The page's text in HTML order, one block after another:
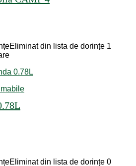
Eliminat din lista de dorințe 1
Eliminat din lista de dorințe 0